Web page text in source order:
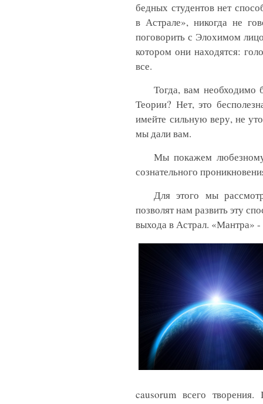
бедных студентов нет
в Астрале», никогда не
поговорить с Элохимом
котором они находятся:
все.
Тогда, вам необходимо
Теории? Нет, это
имейте сильную веру, не
мы дали вам.
Мы покажем любезному
сознательного
Для этого мы
позволят нам развить эту
выхода в Астрал. «Мантра» -
causorum всего творения.